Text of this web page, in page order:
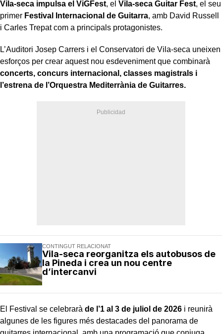
Vila-seca impulsa el ViGFest, el Vila-seca Guitar Fest, el seu
primer Festival Internacional de Guitarra, amb David Russell
i Carles Trepat com a principals protagonistes.
L’Auditori Josep Carrers i el Conservatori de Vila-seca uneixen
esforços per crear aquest nou esdeveniment que combinarà
concerts, concurs internacional, classes magistrals i
l’estrena de l’Orquestra Mediterrània de Guitarres.
CONTINGUT RELACIONAT
Vila-seca reorganitza els autobusos de
la Pineda i crea un nou centre
d’intercanvi
El Festival se celebrarà de l’1 al 3 de juliol de 2026 i reunirà
algunes de les figures més destacades del panorama de